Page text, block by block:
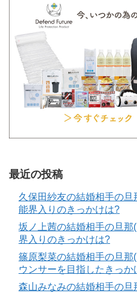
最近の投稿
久保田紗友の結婚相手の
能界入りのきっかけは?
坂ノ上茜の結婚相手の旦
界入りのきっかけは?
篠原梨菜の結婚相手の旦
ウンサーを目指したきっか
森山みなみの結婚相手の